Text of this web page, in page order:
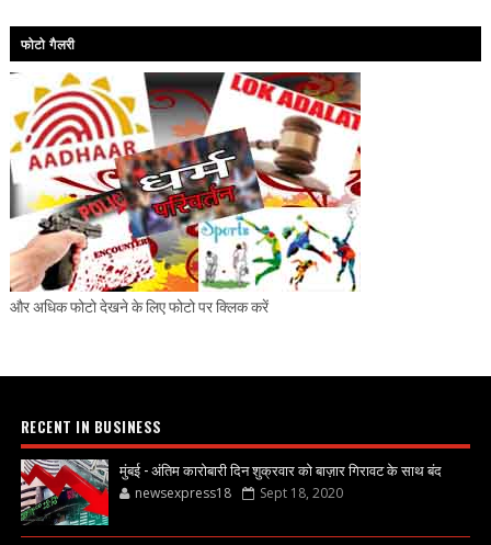
फोटो गैलरी
और अधिक फोटो देखने के लिए फोटो पर क्लिक करें
RECENT IN BUSINESS
मुंबई - अंतिम कारोबारी दिन शुक्रवार को बाज़ार गिरावट के साथ बंद
newsexpress18 Sept 18, 2020